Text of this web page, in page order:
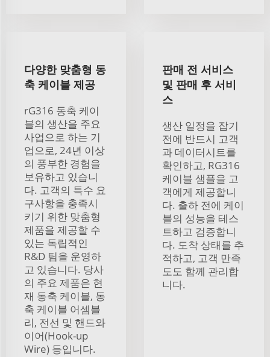
다양한 맞춤형 동
축 케이블 제공
rG316 동축 케이
블의 생산을 주요
사업으로 하는 기
업으로, 24년 이상
의 풍부한 경험을
보유하고 있습니
다. 고객의 특수 요
구사항을 충족시
키기 위한 맞춤형
제품을 제공할 수
있는 독립적인
R&D 팀을 운영하
고 있습니다. 당사
의 주요 제품은 현
재 동축 케이블, 동
축 케이블 어셈블
리, 전선 및 핸드와
이어(Hook-up
Wire) 등입니다.
판매 전 서비스
및 판매 후 서비
스
생산 일정을 잡기
전에 반드시 고객
과 데이터시트를
확인하고, RG316
케이블 샘플을 고
객에게 제공합니
다. 출하 전에 케이
블의 성능을 테스
트하고 검증합니
다. 도착 상태를 추
적하고, 고객 만족
도도 함께 관리합
니다.